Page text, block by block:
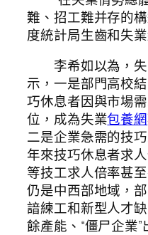
難、招工難并存的
度統計局生齒和失
李希如以為，失
示，一是部門高校
巧休息者因與市場
位，成為失業包養網
二是企業急需的技
年來技巧休息者求
等技工求人倍率甚
仍是中西部地域，
諳練工和新型人才
餘產能、“僵尸企業